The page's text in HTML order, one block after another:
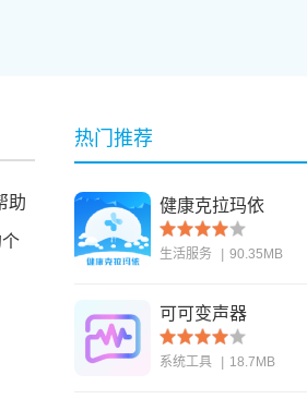
助
热门推荐
健康克拉玛依
生活服务 90.35MB
可可变声器
系统工具 18.7MB